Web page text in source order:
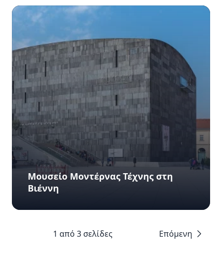
Μουσείο Μοντέρνας Τέχνης στη
Βιέννη
1 από 3 σελίδες Επόμενη